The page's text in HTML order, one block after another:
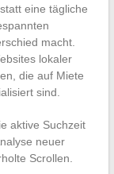
eine tägliche
macht.
lokaler
die auf Miete
sind.
aktive Suchzeit
neuer
Scrollen.